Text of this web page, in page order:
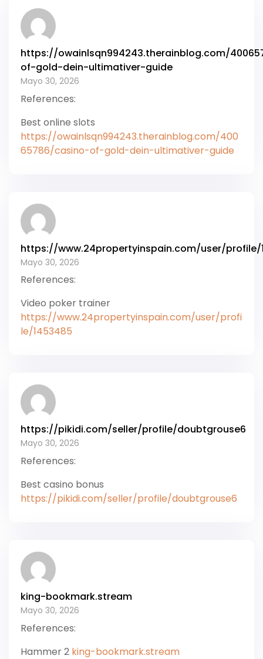
https://owainlsqn994243.therainblog.com/
of-gold-dein-ultimativer-guide
Mayo 30, 2026
References:
Best online slots
https://owainlsqn994243.therainblog.com/400
65786/casino-of-gold-dein-ultimativer-guide
https://www.24propertyinspain.com/user/profile/
Mayo 30, 2026
References:
Video poker trainer
https://www.24propertyinspain.com/user/profi
le/1453485
https://pikidi.com/seller/profile/doubtgrouse6
Mayo 30, 2026
References:
Best casino bonus
https://pikidi.com/seller/profile/doubtgrouse6
king-bookmark.stream
Mayo 30, 2026
References:
Hammer 2 king-bookmark.stream